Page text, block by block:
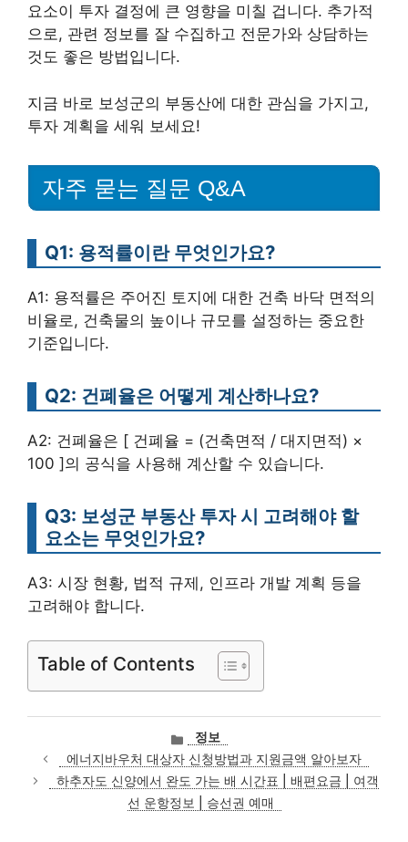
요소이 투자 결정에 큰 영향을 미칠 겁니다. 추가적
으로, 관련 정보를 잘 수집하고 전문가와 상담하는
것도 좋은 방법입니다.
지금 바로 보성군의 부동산에 대한 관심을 가지고,
투자 계획을 세워 보세요!
자주 묻는 질문 Q&A
Q1: 용적률이란 무엇인가요?
A1: 용적률은 주어진 토지에 대한 건축 바닥 면적의
비율로, 건축물의 높이나 규모를 설정하는 중요한
기준입니다.
Q2: 건폐율은 어떻게 계산하나요?
A2: 건폐율은 [ 건폐율 = (건축면적 / 대지면적) ×
100 ]의 공식을 사용해 계산할 수 있습니다.
Q3: 보성군 부동산 투자 시 고려해야 할
요소는 무엇인가요?
A3: 시장 현황, 법적 규제, 인프라 개발 계획 등을
고려해야 합니다.
Table of Contents
카
테
고
리
정보
에너지바우처 대상자 신청방법과 지원금액 알아보자
하추자도 신양에서 완도 가는 배 시간표 | 배편요금 | 여객
선 운항정보 | 승선권 예매